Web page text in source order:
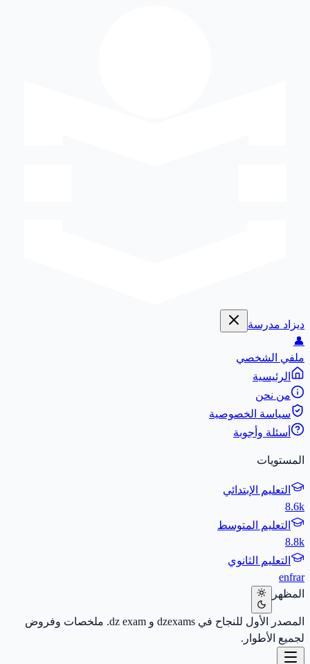
ديزاد مدرسة
👤
ملفي الشخصي
الرئيسية
من نحن
سياسة الخصوصية
أسئلة وأجوبة
المستويات
التعليم الإبتدائي
8.6k
التعليم المتوسط
8.8k
التعليم الثانوي
enfrar
المظهر
المصدر الأول للنجاح في dzexams و dz exam. ملخصات وفروض
لجميع الأطوار.